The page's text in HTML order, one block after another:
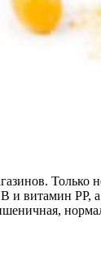
Только
витамин РР,